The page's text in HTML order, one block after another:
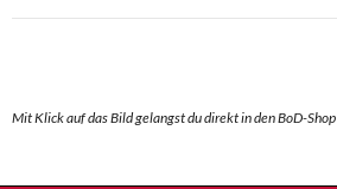
Mit Klick auf das Bild gelangst du direkt in den BoD-Shop